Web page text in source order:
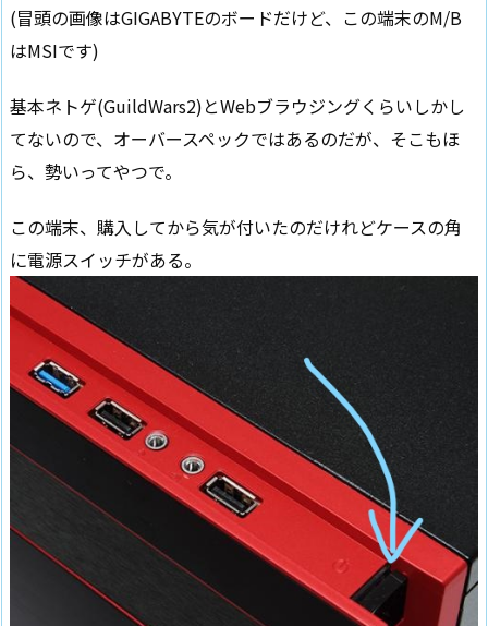
(冒頭の画像はGIGABYTEのボードだけど、この端末のM/B
はMSIです)
基本ネトゲ(GuildWars2)とWebブラウジングくらいしかし
てないので、オーバースペックではあるのだが、そこもほ
ら、勢いってやつで。
この端末、購入してから気が付いたのだけれどケースの角
に電源スイッチがある。